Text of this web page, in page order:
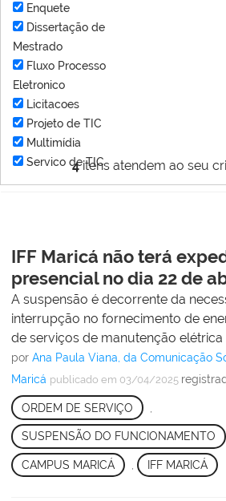
4itens atendem ao seu
Enquete
Dissertação de
Mestrado
Fluxo Processo
Eletronico
Licitacoes
Projeto de TIC
Multimídia
Servico de TIC
IFF Maricá não terá
presencial no dia 22 de
A suspensão é decorrente da
interrupção no fornecimento de
de serviços de manutenção
por Ana Paula Viana, da Comunicação
Maricá publicado em 03/04/2025
ORDEM DE SERVIÇO
SUSPENSÃO DO FUNCIONAMENTO
CAMPUS MARICÁ IFF MARICÁ